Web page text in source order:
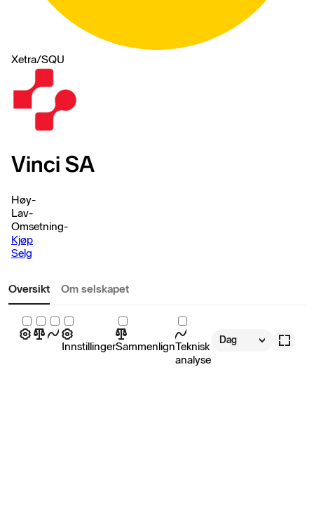
Xetra/SQU
Vinci SA
Høy-
Lav-
Omsetning-
Kjøp
Selg
Oversikt Om selskapet
InnstillingerSammenlignTeknisk
analyse
Dag